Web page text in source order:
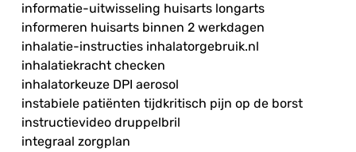
informatie-uitwisseling huisarts longarts
informeren huisarts binnen 2 werkdagen
inhalatie-instructies inhalatorgebruik.nl
inhalatiekracht checken
inhalatorkeuze DPI aerosol
instabiele patiënten tijdkritisch pijn op de borst
instructievideo druppelbril
integraal zorgplan